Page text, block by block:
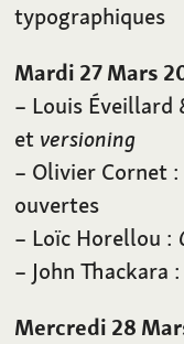
typographiques
Mardi 27 Mars
– Louis Éveillard
et versioning
– Olivier Cornet
ouvertes
– Loïc Horellou :
– John Thackara :
Mercredi 28